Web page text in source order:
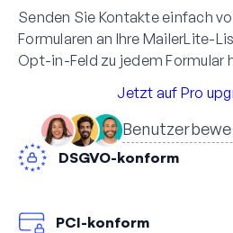
Senden Sie Kontakte einfach
Formularen an Ihre MailerLite-
Opt-in-Feld zu jedem Formular
Jetzt auf Pro
DSGVO-konform
PCI-konform